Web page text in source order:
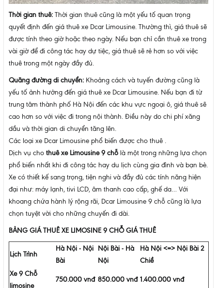
Thời gian thuê: Thời gian thuê cũng là một yếu tố quan trọng
quyết định đến giá thuê xe Dcar Limousine. Thường thì, giá thuê sẽ
được tính theo giờ hoặc theo ngày. Nếu bạn chỉ cần thuê xe trong
vài giờ để đi công tác hay dự tiệc, giá thuê sẽ rẻ hơn so với việc
thuê trong một ngày đầy đủ.
Quãng đường di chuyển: Khoảng cách và tuyến đường cũng là
yếu tố ảnh hưởng đến giá thuê xe Dcar Limousine. Nếu bạn đi từ
trung tâm thành phố Hà Nội đến các khu vực ngoại ô, giá thuê sẽ
cao hơn so với việc đi trong nội thành. Điều này do chi phí xăng
dầu và thời gian di chuyển tăng lên.
Các loại xe Dcar Limousine phổ biến được cho thuê .
Dịch vụ cho thuê xe Limousine 9 chỗ là một trong những lựa chọn
phổ biến nhất khi đi công tác hay du lịch cùng gia đình và bạn bè.
Xe có thiết kế sang trọng, tiện nghi và đầy đủ các tính năng hiện
đại như: máy lạnh, tivi LCD, âm thanh cao cấp, ghế da… Với
khoang chứa hành lý rộng rãi, Dcar Limousine 9 chỗ cũng là lựa
chọn tuyệt vời cho những chuyến đi dài.
BẢNG GIÁ THUÊ XE LIMOSINE 9 CHỖGIÁ THUÊ
Lịch Trình
Hà Nội - Nội
Bài
Nội Bài - Hà
Nội
Hà Nội <=> Nội Bài 2
Chiề
Xe 9 Chỗ
limosine
750.000 vnđ 850.000 vnđ 1.400.000 vnđ